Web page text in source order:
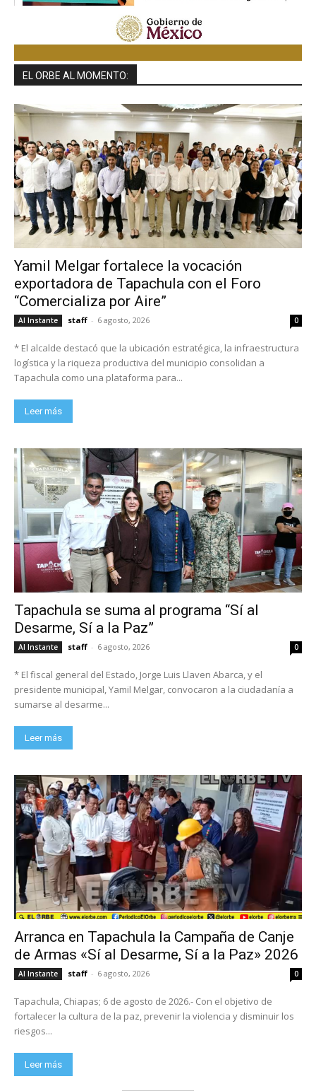
EL ORBE AL MOMENTO:
Yamil Melgar fortalece la vocación
exportadora de Tapachula con el Foro
“Comercializa por Aire”
Al Instante staff - 6 agosto, 2026 0
* El alcalde destacó que la ubicación estratégica, la infraestructura
logística y la riqueza productiva del municipio consolidan a
Tapachula como una plataforma para...
Leer más
Tapachula se suma al programa “Sí al
Desarme, Sí a la Paz”
Al Instante staff - 6 agosto, 2026 0
* El fiscal general del Estado, Jorge Luis Llaven Abarca, y el
presidente municipal, Yamil Melgar, convocaron a la ciudadanía a
sumarse al desarme...
Leer más
Arranca en Tapachula la Campaña de Canje
de Armas «Sí al Desarme, Sí a la Paz» 2026
Al Instante staff - 6 agosto, 2026 0
Tapachula, Chiapas; 6 de agosto de 2026.- Con el objetivo de
fortalecer la cultura de la paz, prevenir la violencia y disminuir los
riesgos...
Leer más